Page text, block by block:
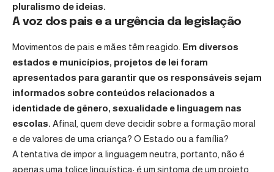
pluralismo de ideias.
A voz dos pais e a urgência da legislação
Movimentos de pais e mães têm reagido. Em diversos
estados e municípios, projetos de lei foram
apresentados para garantir que os responsáveis sejam
informados sobre conteúdos relacionados a
identidade de gênero, sexualidade e linguagem nas
escolas. Afinal, quem deve decidir sobre a formação moral
e de valores de uma criança? O Estado ou a família?
A tentativa de impor a linguagem neutra, portanto, não é
apenas uma tolice linguística: é um sintoma de um projeto